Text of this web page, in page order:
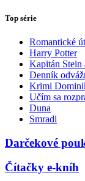
Top série
Romantické
Harry Potter
Kapitán Stein
Denník
Krimi
Učím sa
Duna
Smradi
Darčekové
Čítačky e-kníh